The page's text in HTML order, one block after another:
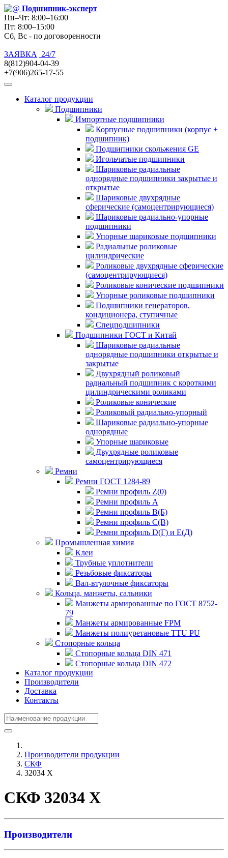
Подшипник-эксперт
Пн–Чт: 8:00–16:00
Пт: 8:00–15:00
Сб, Вс - по договоренности
ЗАЯВКА
24/7
8(812)904-04-39
+7(906)265-17-55
Каталог продукции
Подшипники
Импортные подшипники
Корпусные подшипники (корпус +
подшипник)
Подшипники скольжения GE
Игольчатые подшипники
Шариковые радиальные
однорядные подшипники закрытые и
открытые
Шариковые двухрядные
сферические (самоцентрирующиеся)
Шариковые радиально-упорные
подшипники
Упорные шариковые подшипники
Радиальные роликовые
цилиндрические
Роликовые двухрядные сферические
(самоцентрирующиеся)
Роликовые конические подшипники
Упорные роликовые подшипники
Подшипники генераторов,
кондиционера, ступичные
Спецподшипники
Подшипники ГОСТ и Китай
Шариковые радиальные
однорядные подшипники открытые и
закрытые
Двухрядный роликовый
радиальный подшипник с короткими
цилиндрическими роликами
Роликовые конические
Роликовый радиально-упорный
Шариковые радиально-упорные
однорядные
Упорные шариковые
Двухрядные роликовые
самоцентрирующиеся
Ремни
Ремни ГОСТ 1284-89
Ремни профиль Z(0)
Ремни профиль А
Ремни профиль В(Б)
Ремни профиль С(В)
Ремни профиль D(Г) и E(Д)
Промышленная химия
Клеи
Трубные уплотнители
Резьбовые фиксаторы
Вал-втулочные фиксаторы
Кольца, манжеты, сальники
Манжеты армированные по ГОСТ 8752-
79
Манжеты армированные FPM
Манжеты полиуретановые TTU PU
Стопорные кольца
Стопорные кольца DIN 471
Стопорные кольца DIN 472
Каталог продукции
Производители
Доставка
Контакты
Производители продукции
СКФ
32034 X
СКФ 32034 X
Производители